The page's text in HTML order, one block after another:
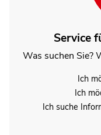
Service
Was suchen Sie?
Ich
Ich
Ich suche